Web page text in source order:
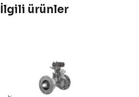
İlgili ürünler